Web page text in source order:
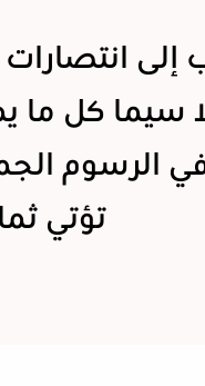
إلى
سيما كل ما
الرسوم
تؤتي